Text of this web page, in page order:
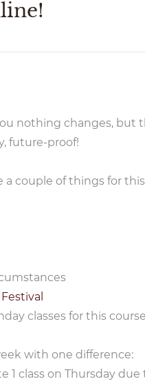
nothing changes, but
future-proof!
couple of things for
classes for this course
with one difference:
class on Thursday